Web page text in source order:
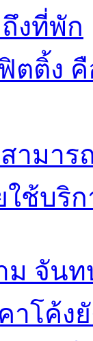
งที่พัก
ติ้ง คื
ามา
บริกา
จันท
าโค้